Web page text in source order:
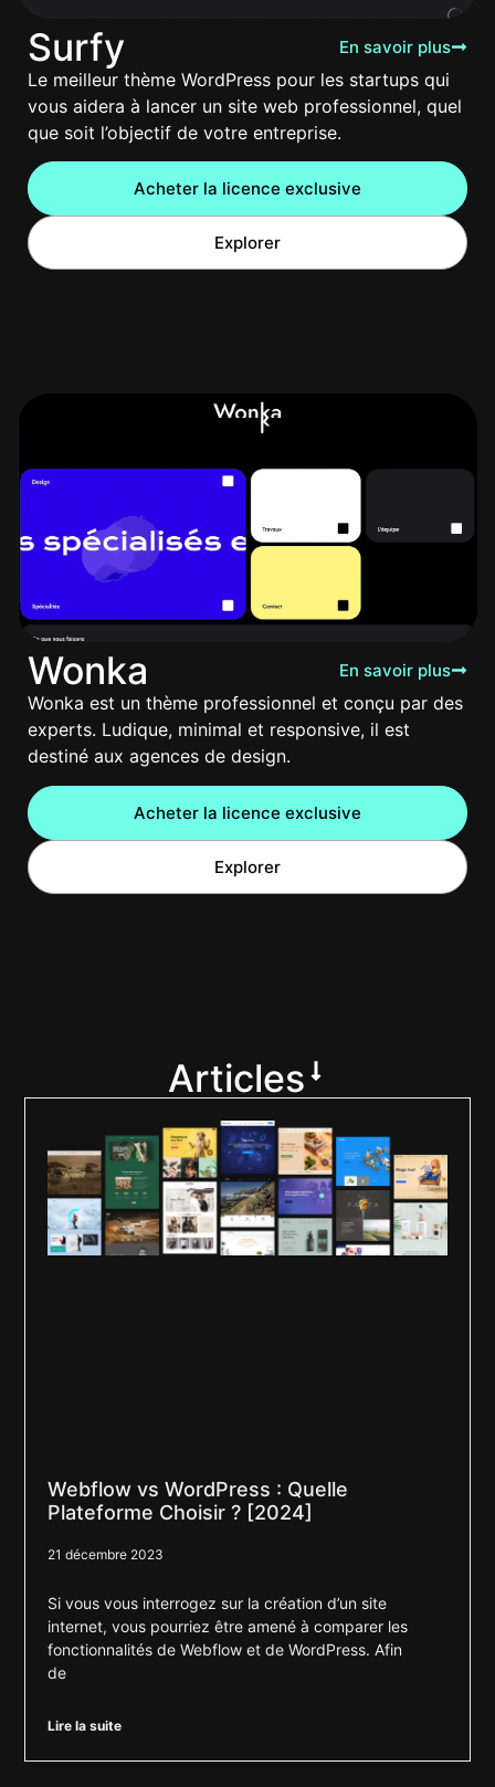
Surfy En savoir plus
Le meilleur thème WordPress pour les startups qui
vous aidera à lancer un site web professionnel, quel
que soit l’objectif de votre entreprise.
Acheter la licence exclusive
Explorer
Wonka En savoir plus
Wonka est un thème professionnel et conçu par des
experts. Ludique, minimal et responsive, il est
destiné aux agences de design.
Acheter la licence exclusive
Explorer
Articles
Webflow vs WordPress : Quelle
Plateforme Choisir ? [2024]
21 décembre 2023
Si vous vous interrogez sur la création d’un site
internet, vous pourriez être amené à comparer les
fonctionnalités de Webflow et de WordPress. Afin
de
Lire la suite